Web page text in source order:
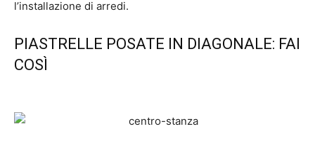
l’installazione di arredi.
PIASTRELLE POSATE IN DIAGONALE: FAI
COSÌ